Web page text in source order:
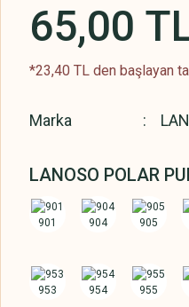
65,00
*23,40 TL den başlayan
Marka
LANOSO POLAR